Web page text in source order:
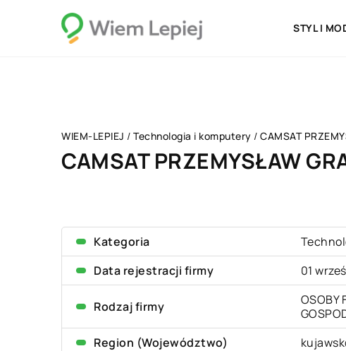
STYL I
WIEM-LEPIEJ / Technologia i komputery / CAMSAT
CAMSAT PRZEMYSŁAW
Kategoria
Data rejestracji firmy
01
Rodzaj firmy
OSOBY
Region (Województwo)